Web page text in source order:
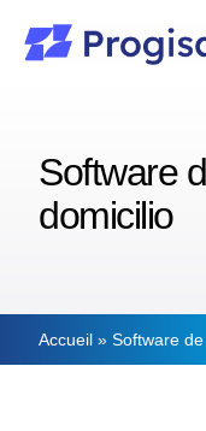
contenu
A propos
Software
domicilio
Accueil» Software